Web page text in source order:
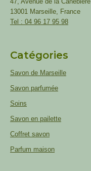
13001 Marseille, France
Tel : 04 96 17 95 98
Catégories
Savon de Marseille
Savon parfumée
Soins
Savon en pailette
Coffret savon
Parfum maison